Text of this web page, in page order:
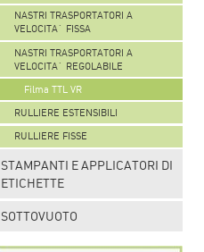
NASTRI TRASPORTATORI A
VELOCITA` FISSA
NASTRI TRASPORTATORI A
VELOCITA` REGOLABILE
Filma TTL VR
RULLIERE ESTENSIBILI
RULLIERE FISSE
STAMPANTI E APPLICATORI DI
ETICHETTE
SOTTOVUOTO